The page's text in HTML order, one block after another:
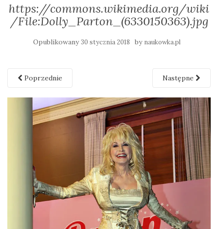
https://commons.wikimedia.org/wiki
/File:Dolly_Parton_(6330150363).jpg
Opublikowany 30 stycznia 2018 by naukowka.pl
Poprzednie Następne